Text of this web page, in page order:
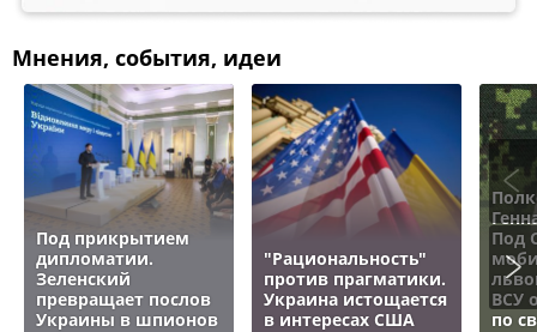
Мнения, события, идеи
Под прикрытием
дипломатии.
Зеленский
превращает послов
Украины в шпионов
"Рациональность"
против прагматики.
Украина истощается
в интересах США
Под
ВСУ
по